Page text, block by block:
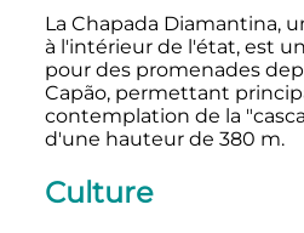
La Chapada Diamantina,
à l'intérieur de l'état, est
pour des promenades
Capão, permettant
contemplation de la
d'une hauteur de 380 m.
Culture